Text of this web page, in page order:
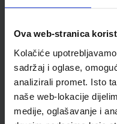
Ova web-stranica
Kolačiće
sadržaj i oglase,
analizirali promet. Isto
naše web-lokacije
medije, oglašavanje i
Vrsta škole
Reg br min